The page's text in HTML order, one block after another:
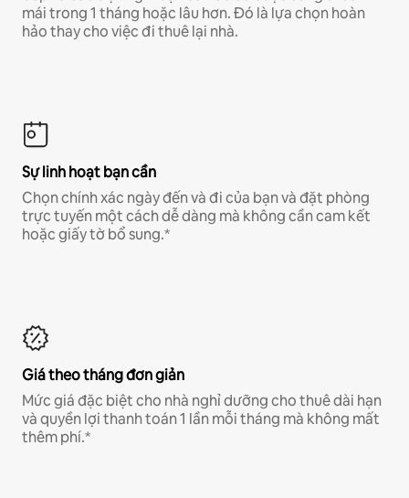
mái trong 1 tháng hoặc lâu hơn. Đó là lựa chọn hoàn
hảo thay cho việc đi thuê lại nhà.
Sự linh hoạt bạn cần
Chọn chính xác ngày đến và đi của bạn và đặt phòng
trực tuyến một cách dễ dàng mà không cần cam kết
hoặc giấy tờ bổ sung.*
Giá theo tháng đơn giản
Mức giá đặc biệt cho nhà nghỉ dưỡng cho thuê dài hạn
và quyền lợi thanh toán 1 lần mỗi tháng mà không mất
thêm phí.*